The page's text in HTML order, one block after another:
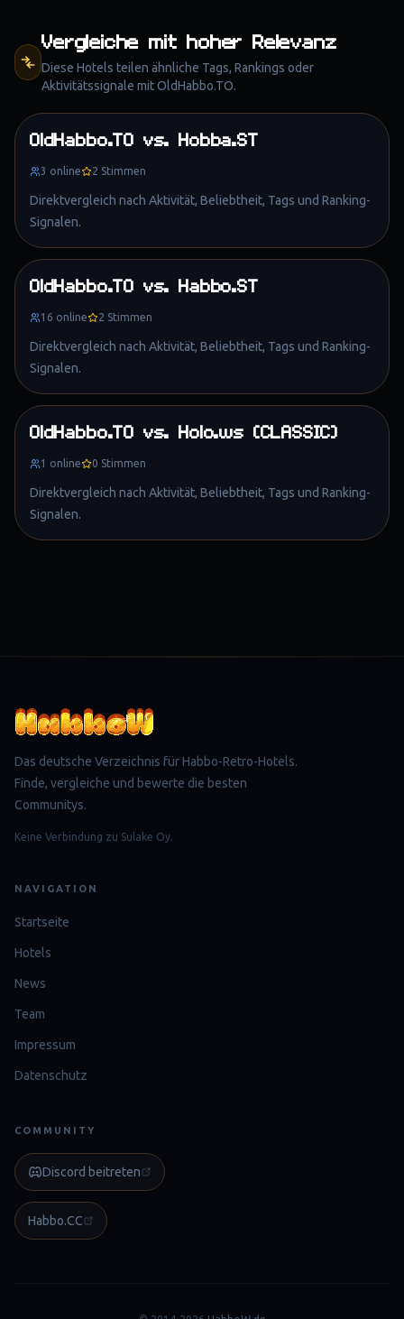
Vergleiche mit hoher Relevanz
Diese Hotels teilen ähnliche Tags, Rankings oder
Aktivitätssignale mitOldHabbo.TO.
OldHabbo.TO vs. Hobba.ST
3 online 2 Stimmen
Direktvergleich nach Aktivität, Beliebtheit, Tags und Ranking-
Signalen.
OldHabbo.TO vs. Habbo.ST
16 online 2 Stimmen
Direktvergleich nach Aktivität, Beliebtheit, Tags und Ranking-
Signalen.
OldHabbo.TO vs. Holo.ws (CLASSIC)
1 online 0 Stimmen
Direktvergleich nach Aktivität, Beliebtheit, Tags und Ranking-
Signalen.
Das deutsche Verzeichnis für Habbo-Retro-Hotels.
Finde, vergleiche und bewerte die besten
Communitys.
Keine Verbindung zu Sulake Oy.
NAVIGATION
Startseite
Hotels
News
Team
Impressum
Datenschutz
COMMUNITY
Discord beitreten
Habbo.CC